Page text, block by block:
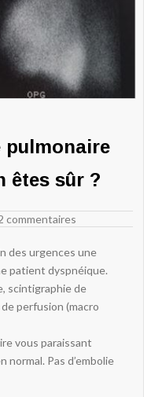
pulmonaire
êtes sûr ?
commentaires
des urgences une
patient dyspnéique.
scintigraphie de
perfusion (macro
vous paraissant
normal. Pas d’embolie